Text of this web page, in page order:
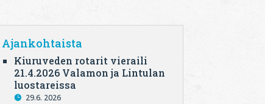
Ajankohtaista
Kiuruveden rotarit vieraili
21.4.2026 Valamon ja Lintulan
luostareissa
29.6. 2026